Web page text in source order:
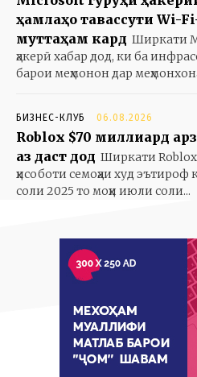
ҳамлаҳо тавассути Wi-
муттаҳам кард Ширкати
ҳакерӣ хабар дод, ки ба
барои меҳмонон дар
БИЗНЕС-КЛУБ 06.08.2026
Roblox $70 миллиард
аз даст дод Ширкати
ҳисоботи семоҳаи худ эътироф
соли 2025 то моҳи июли соли...